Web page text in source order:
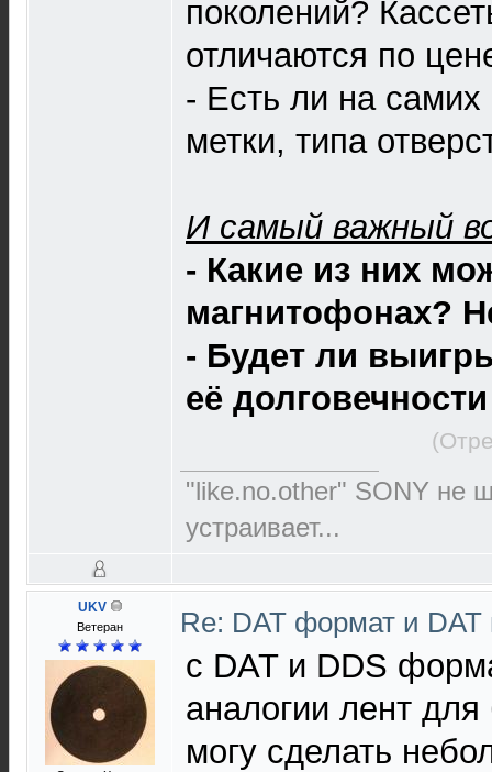
поколений?
отличаются по
- Есть ли на самих
метки, типа
И самый важный
- Какие из них
магнитофонах?
- Будет ли
её
"like.no.other" SONY не
устраивает...
UKV
Ветеран Re: DAT формат и
с DAT и DDS
аналогии лент
могу сделать